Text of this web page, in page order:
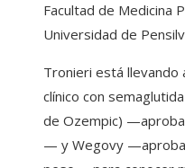
Facultad de Medicina
Universidad de
Tronieri está llevando
clínico con
de Ozempic)
— y Wegovy